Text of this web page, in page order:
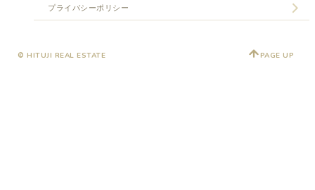
プライバシーポリシー
© HITUJI REAL ESTATE PAGE UP